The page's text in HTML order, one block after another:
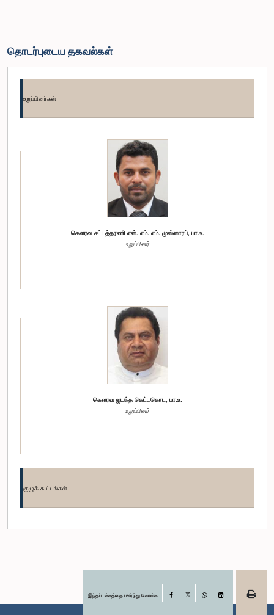
தொடர்புடைய தகவல்கள்
உறுப்பினர்கள்
கௌரவ சட்டத்தரணி எஸ். எம். எம். முஸ்ஸாரப், பா.உ.
உறுப்பினர்
கௌரவ ஜயந்த கெட்டகொட, பா.உ.
உறுப்பினர்
குழுக் கூட்டங்கள்
இந்தப் பக்கத்தை பகிர்ந்து கொள்க Facebook
LinkedIn